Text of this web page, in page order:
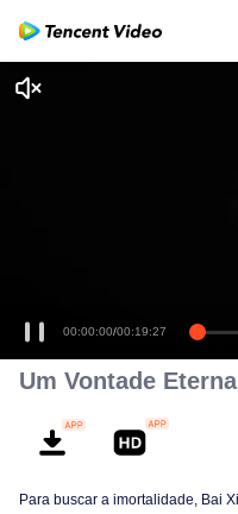
00:00:00/00:19:27
Um Vontade Eterna
Para buscar a imortalidade, Bai